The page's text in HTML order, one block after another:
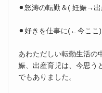
⚫︎怒涛の転勤＆( 妊娠→
⚫︎好きを仕事に(←今ここ)
あわただしい転勤生活の
娠、出産育児は、今思う
でもありました。